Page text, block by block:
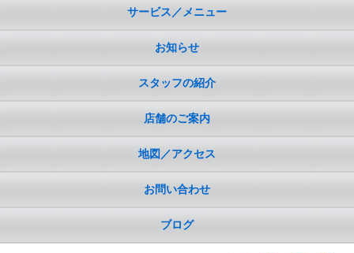
サービス／メニュー
お知らせ
スタッフの紹介
店舗のご案内
地図／アクセス
お問い合わせ
ブログ